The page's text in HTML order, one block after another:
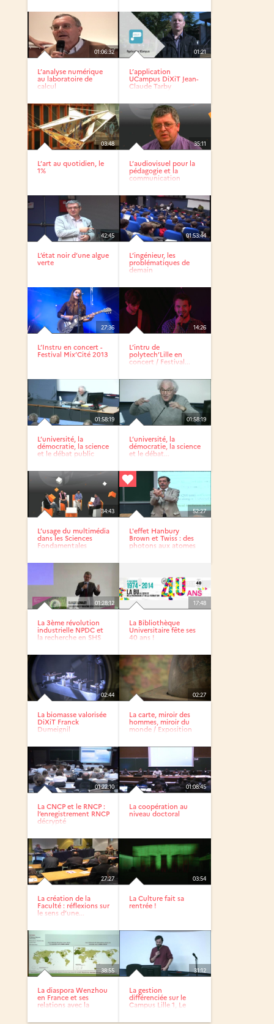
01:06:32
L’analyse numérique
au laboratoire de
calcul
01:21
L’application
UCampus DiXiT Jean-
Claude Tarby
03:48
L’art au quotidien, le
1%
35:11
L’audiovisuel pour la
pédagogie et la
communication
42:45
L’état noir d’une algue
verte
01:53:44
L’ingénieur, les
problématiques de
demain
27:36
L’Instru en concert -
Festival Mix’Cité 2013
14:26
L’intru de
polytech’Lille en
concert / Festival...
01:58:19
L’université, la
démocratie, la science
et le débat public
01:58:19
L’université, la
démocratie, la science
et le débat...
34:43
L’usage du multimédia
dans les Sciences
Fondamentales
52:27
L'effet Hanbury
Brown et Twiss : des
photons aux atomes
01:28:12
La 3ème révolution
industrielle NPDC et
la recherche en SHS
17:48
La Bibliothèque
Universitaire fête ses
40 ans !
02:44
La biomasse valorisée
DiXiT Franck
Dumeignil
02:27
La carte, miroir des
hommes, miroir du
monde / Exposition
01:22:10
La CNCP et le RNCP :
l’enregistrement RNCP
décrypté
01:08:45
La coopération au
niveau doctoral
27:27
La création de la
Faculté : réflexions sur
le sens d’une...
03:54
La Culture fait sa
rentrée !
38:55
La diaspora Wenzhou
en France et ses
relations avec la
31:12
La gestion
différenciée sur le
Campus Lille 1, Le